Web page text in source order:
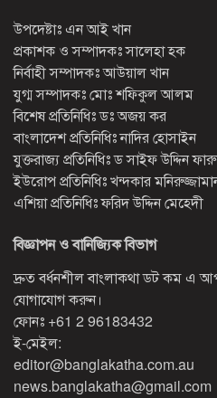
উপদেষ্টাঃ এন আই খান
প্রকাশক ও সম্পাদকঃ সালেহা হক
নির্বাহী সম্পাদকঃ আউয়াল খান
যুগ্ম সম্পাদকঃ মোঃ শফিকুল আলম
বিশেষ প্রতিনিধিঃ ডঃ অজয় কর
বাংলাদেশ প্রতিনিধিঃ নাদির হোসাইন
যুক্তরাজ্য প্রতিনিধিঃ ড সাইফ উদ্দিন
ইউরোপ প্রতিনিধিঃ খন্দকার
এশিয়া প্রতিনিধিঃ ফরিদ উদ্দিন মেহেদী
বিজ্ঞাপন ও বানিজ্যিক বিভাগ
দ্রুত বর্ধনশীল বাংলাকথা ডট কম এ
যোগাযোগ করুন।
ফোনঃ +61 2 96183432
ই-মেইল:
editor@banglakatha.com.au
news.banglakatha@gmail.com